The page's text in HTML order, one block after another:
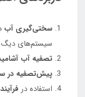
سختی‌گیری آب
سیستم‌های دیگ
تصفیه آب
پیش‌تصفیه در
استفاده در